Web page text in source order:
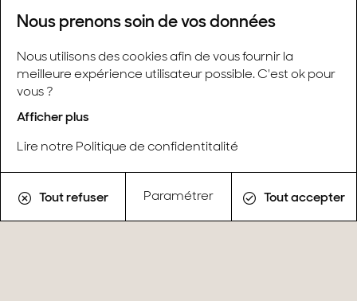
Conseils & actualités
Barème des honoraires & Mentions légales
Gestion des cookies
Restez en contact avec Stone & Wood
Recevez nos dernières offres et conseils
immobiliers en vous inscrivant à notre
newsletter.
Nous prenons soin de vos données
Nous utilisons des cookies afin de vous fournir la
meilleure expérience utilisateur possible. C'est ok pour
vous ?
Afficher plus
Lire notre Politique de confidentitalité
Tout refuser Paramétrer Tout accepter